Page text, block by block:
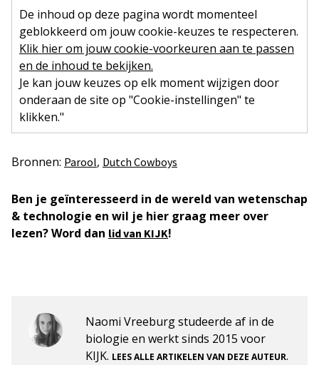
De inhoud op deze pagina wordt momenteel
geblokkeerd om jouw cookie-keuzes te respecteren.
Klik hier om jouw cookie-voorkeuren aan te passen
en de inhoud te bekijken.
Je kan jouw keuzes op elk moment wijzigen door
onderaan de site op "Cookie-instellingen" te
klikken."
Bronnen: Parool, Dutch Cowboys
Ben je geïnteresseerd in de wereld van wetenschap
& technologie en wil je hier graag meer over
lezen? Word dan lid van KIJK!
Naomi Vreeburg studeerde af in de
biologie en werkt sinds 2015 voor
KIJK. LEES ALLE ARTIKELEN VAN DEZE AUTEUR.